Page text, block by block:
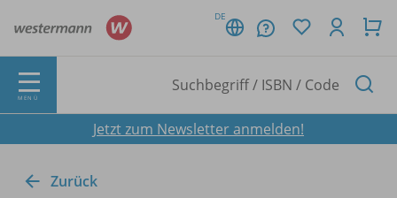
DE
MENÜ
Jetzt zum Newsletter anmelden!
Zurück